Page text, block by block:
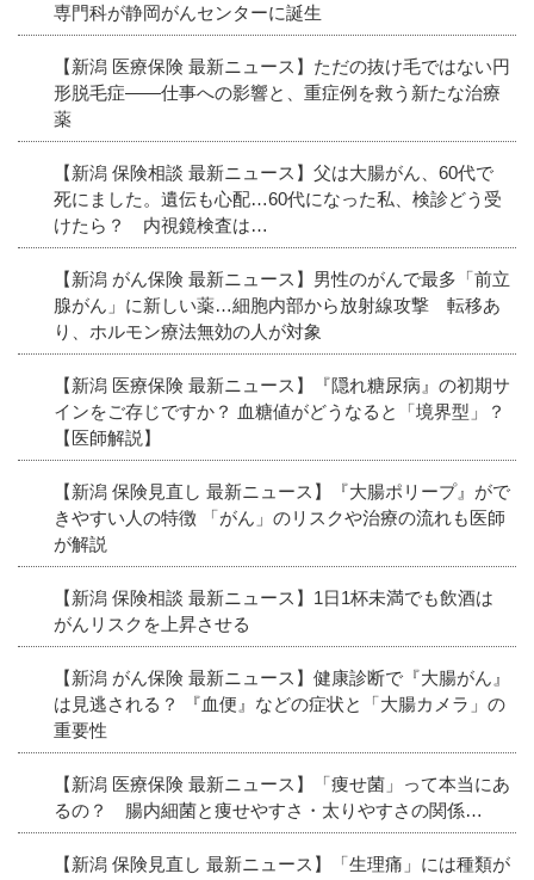
専門科が静岡がんセンターに誕生
【新潟 医療保険 最新ニュース】ただの抜け毛ではない円
形脱毛症――仕事への影響と、重症例を救う新たな治療
薬
【新潟 保険相談 最新ニュース】父は大腸がん、60代で
死にました。遺伝も心配…60代になった私、検診どう受
けたら？ 内視鏡検査は…
【新潟 がん保険 最新ニュース】男性のがんで最多「前立
腺がん」に新しい薬…細胞内部から放射線攻撃 転移あ
り、ホルモン療法無効の人が対象
【新潟 医療保険 最新ニュース】『隠れ糖尿病』の初期サ
インをご存じですか？ 血糖値がどうなると「境界型」？
【医師解説】
【新潟 保険見直し 最新ニュース】『大腸ポリープ』がで
きやすい人の特徴 「がん」のリスクや治療の流れも医師
が解説
【新潟 保険相談 最新ニュース】1日1杯未満でも飲酒は
がんリスクを上昇させる
【新潟 がん保険 最新ニュース】健康診断で『大腸がん』
は見逃される？ 『血便』などの症状と「大腸カメラ」の
重要性
【新潟 医療保険 最新ニュース】「痩せ菌」って本当にあ
るの？ 腸内細菌と痩せやすさ・太りやすさの関係…
【新潟 保険見直し 最新ニュース】「生理痛」には種類が